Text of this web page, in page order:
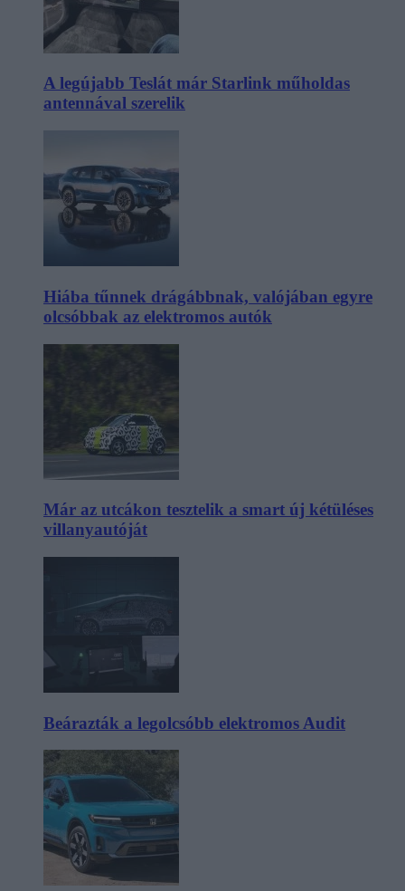
A legújabb Teslát már Starlink műholdas
antennával szerelik
Hiába tűnnek drágábbnak, valójában egyre
olcsóbbak az elektromos autók
Már az utcákon tesztelik a smart új kétüléses
villanyautóját
Beárazták a legolcsóbb elektromos Audit